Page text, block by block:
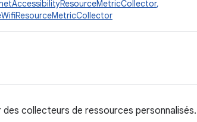
,
collecteurs de ressources personnalisés.